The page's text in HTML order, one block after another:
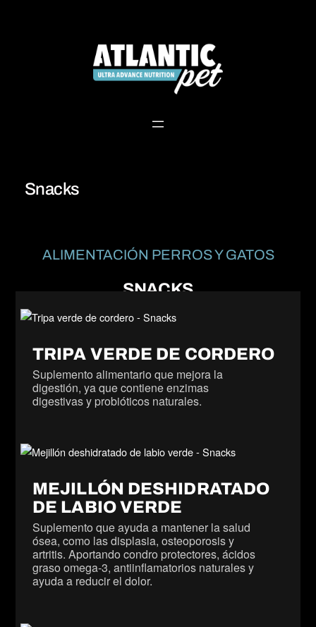
Snacks
ALIMENTACIÓN PERROSY GATOS
SNACKS
TRIPA VERDE DE CORDERO
Suplemento alimentario que mejora la
digestión, ya que contiene enzimas
digestivas y probióticos naturales.
MEJILLÓN DESHIDRATADO
DE LABIO VERDE
Suplemento que ayuda a mantener la salud
ósea, como las displasia, osteoporosis y
artritis. Aportando condro protectores, ácidos
graso omega-3, antiinflamatorios naturales y
ayuda a reducir el dolor.